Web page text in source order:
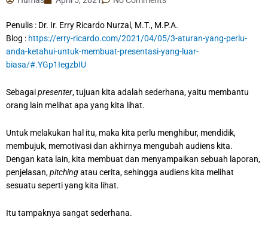
Penulis : Dr. Ir. Erry Ricardo Nurzal, M.T., M.P.A.
Blog : https://erry-ricardo.com/2021/04/05/3-aturan-yang-perlu-
anda-ketahui-untuk-membuat-presentasi-yang-luar-
biasa/#.YGp1IegzbIU
Sebagaipresenter, tujuan kita adalah sederhana, yaitu membantu
orang lain melihat apa yang kita lihat.
Untuk melakukan hal itu, maka kita perlu menghibur, mendidik,
membujuk, memotivasi dan akhirnya mengubah audiens kita.
Dengan kata lain, kita membuat dan menyampaikan sebuah laporan,
penjelasan,pitchingatau cerita, sehingga audiens kita melihat
sesuatu seperti yang kita lihat.
Itu tampaknya sangat sederhana.